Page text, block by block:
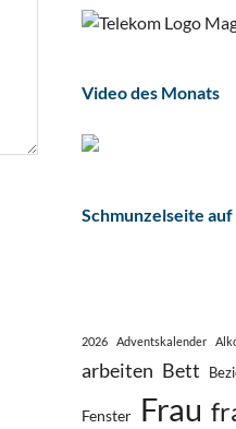
Video des Monats
Schmunzelseite auf
2026 Adventskalender
arbeiten Bett
Fenster Frau